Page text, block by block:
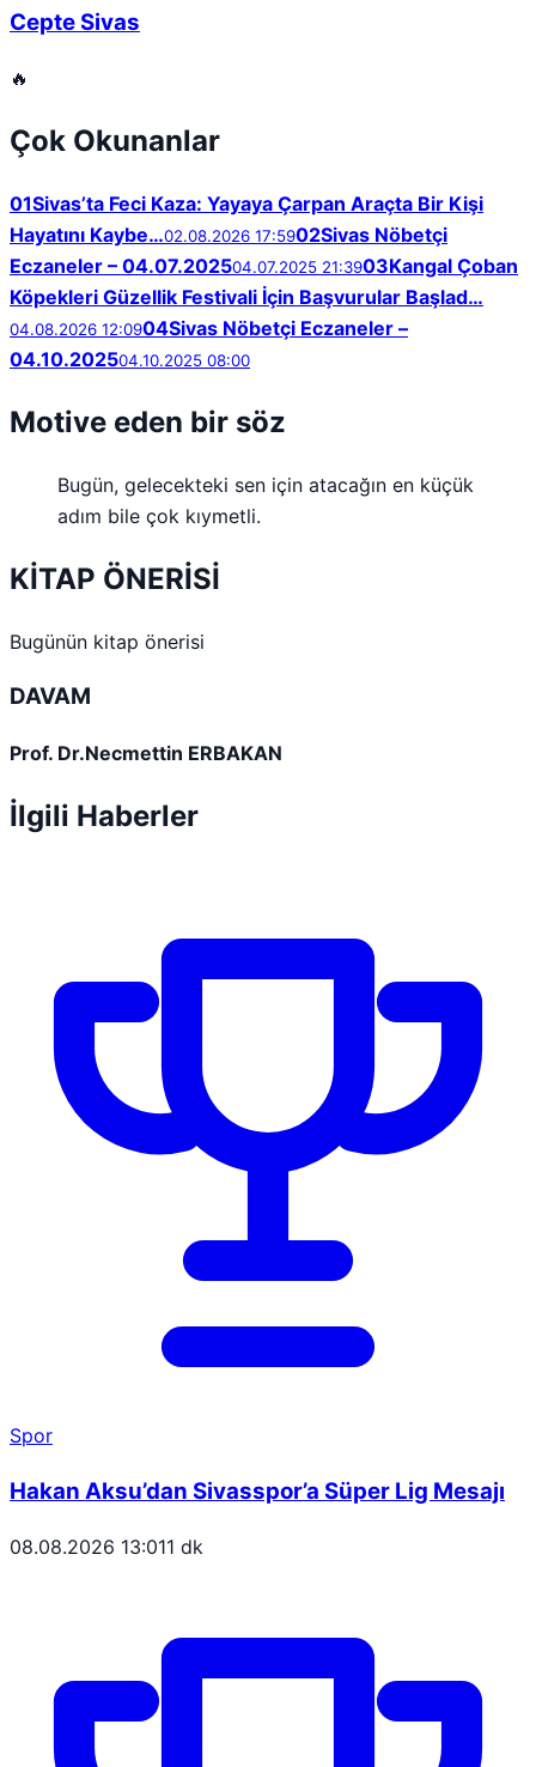
Cepte Sivas
🔥
Çok Okunanlar
01Sivas’ta Feci Kaza: Yayaya Çarpan Araçta Bir Kişi
Hayatını Kaybe…02.08.2026 17:5902Sivas Nöbetçi
Eczaneler – 04.07.202504.07.2025 21:3903Kangal Çoban
Köpekleri Güzellik Festivali İçin Başvurular Başlad…
04.08.2026 12:0904Sivas Nöbetçi Eczaneler –
04.10.202504.10.2025 08:00
Motive eden bir söz
Bugün, gelecekteki sen için atacağın en küçük
adım bile çok kıymetli.
KİTAP ÖNERİSİ
Bugünün kitap önerisi
DAVAM
Prof. Dr.Necmettin ERBAKAN
İlgili Haberler
Spor
Hakan Aksu’dan Sivasspor’a Süper Lig Mesajı
08.08.2026 13:011 dk